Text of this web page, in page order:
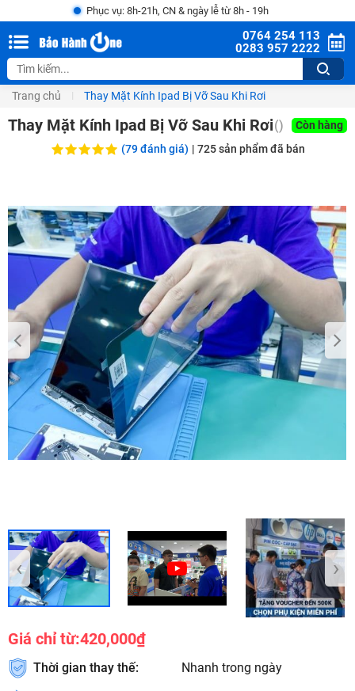
Phục vụ: 8h-21h, CN & ngày lễ từ 8h - 19h
0764 254 113
0283 957 2222
Trang chủ Thay Mặt Kính Ipad Bị Vỡ Sau Khi Rơi
Thay Mặt Kính Ipad Bị Vỡ Sau Khi Rơi()
Còn hàng
(79 đánh giá) | 725sản phẩm đã bán
‹ ›
Giá chỉ từ:420,000₫
Thời gian thay thế: Nhanh trong ngày